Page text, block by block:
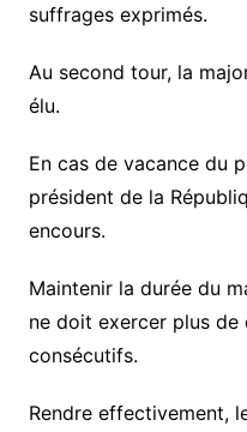
suffrages exprimés.
Au second tour, la
élu.
En cas de vacance du
président de la
encours.
Maintenir la durée du
ne doit exercer plus de
consécutifs.
Rendre effectivement,